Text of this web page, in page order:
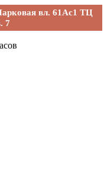
вл. 61Ас1 ТЦ
7